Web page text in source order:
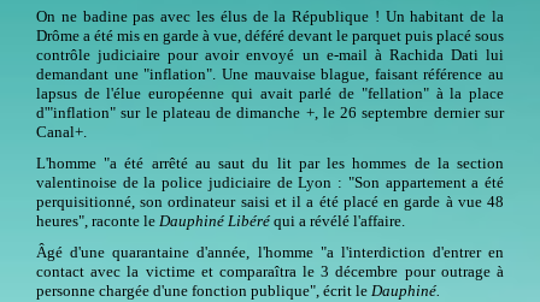
On ne badine pas avec les élus de la République ! Un habitant de la
Drôme a été mis en garde à vue, déféré devant le parquet puis placé sous
contrôle judiciaire pour avoir envoyé un e-mail à Rachida Dati lui
demandant une "inflation". Une mauvaise blague, faisant référence au
lapsus de l'élue européenne qui avait parlé de "fellation" à la place
d'"inflation" sur le plateau de dimanche +, le 26 septembre dernier sur
Canal+.
L'homme "a été arrêté au saut du lit par les hommes de la section
valentinoise de la police judiciaire de Lyon : "Son appartement a été
perquisitionné, son ordinateur saisi et il a été placé en garde à vue 48
heures", raconte le Dauphiné Libéré qui a révélé l'affaire.
Âgé d'une quarantaine d'année, l'homme "a l'interdiction d'entrer en
contact avec la victime et comparaîtra le 3 décembre pour outrage à
personne chargée d'une fonction publique", écrit le Dauphiné.